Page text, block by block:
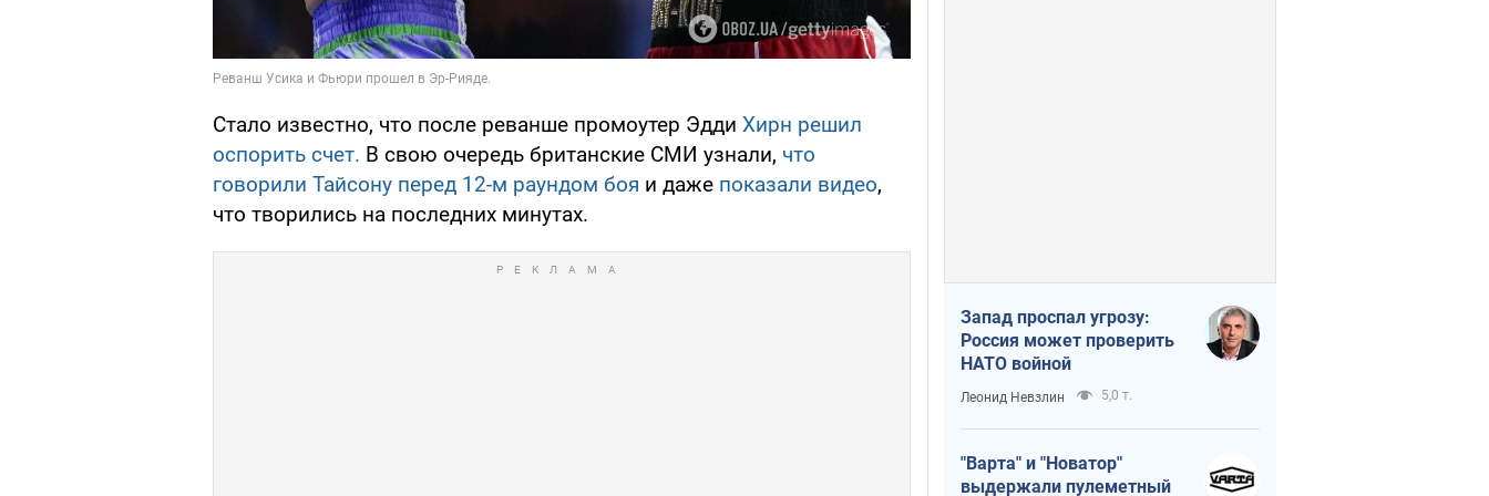
Стало известно, что после реванше промоутер Эдди Хирн решил
оспорить счет. В свою очередь британские СМИ узнали, что
говорили Тайсону перед 12-м раундом боя и даже показали видео,
что творились на последних минутах.
Запад проспал угрозу:
Россия может проверить
НАТО войной
Леонид Невзлин 5,0 т.
"Варта" и "Новатор"
выдержали пулеметный